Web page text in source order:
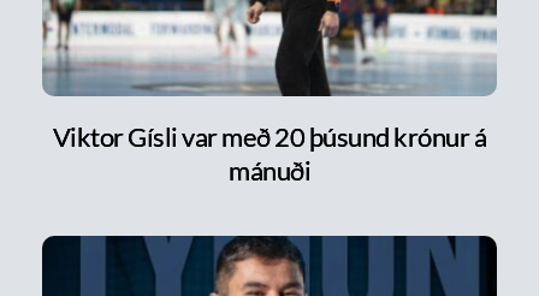
Viktor Gísli var með 20 þúsund krónur á
mánuði